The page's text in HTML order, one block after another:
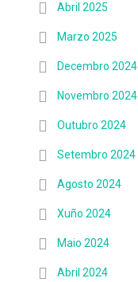
Abril 2025
Marzo 2025
Decembro 2024
Novembro 2024
Outubro 2024
Setembro 2024
Agosto 2024
Xuño 2024
Maio 2024
Abril 2024